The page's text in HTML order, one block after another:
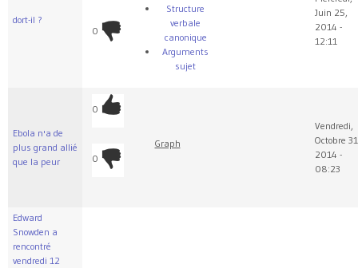
dort-il ?
0
Structure
verbale
canonique
Arguments
sujet
Juin 25,
2014 -
12:11
Ebola n'a de
plus grand allié
que la peur
0
0
Graph
Vendredi,
Octobre
2014 -
08:23
Edward
Snowden a
rencontré
vendredi 12